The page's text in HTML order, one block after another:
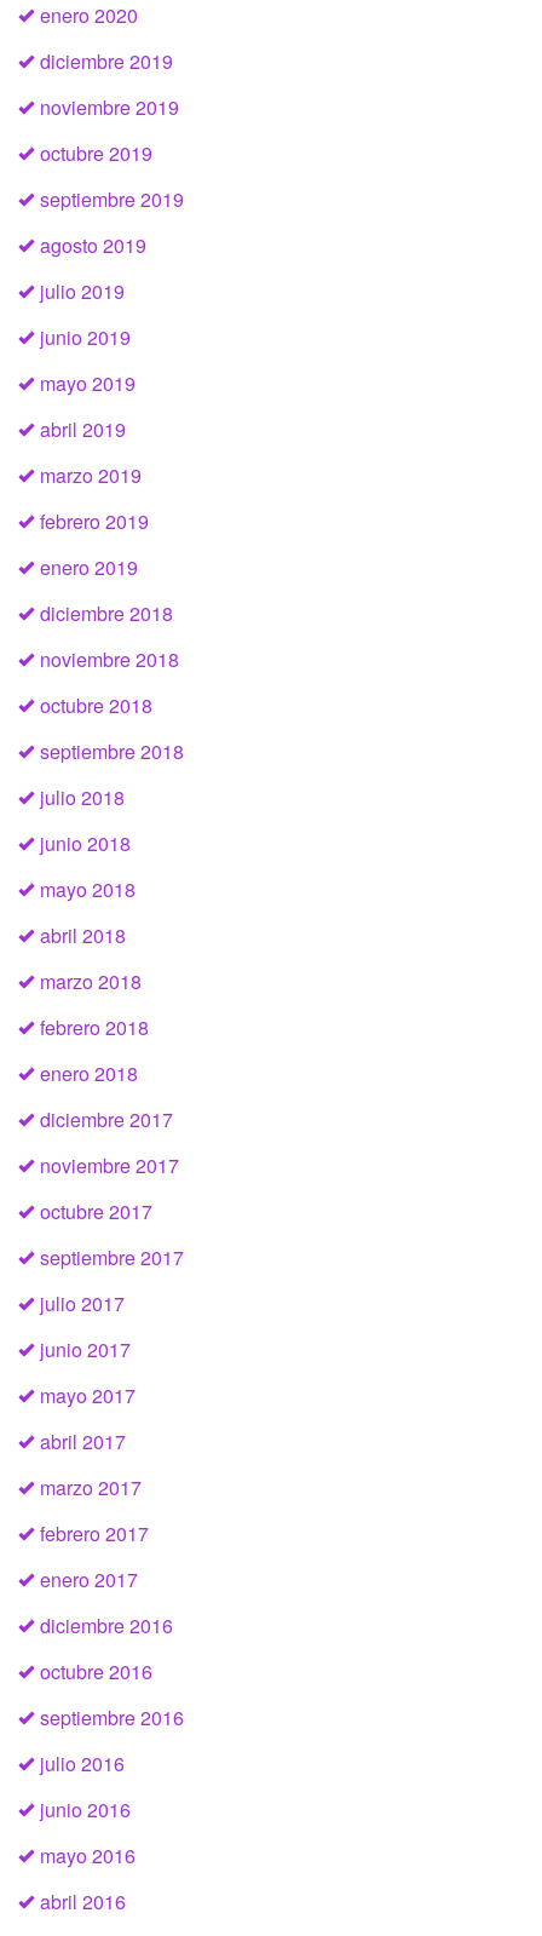
enero 2020
diciembre 2019
noviembre 2019
octubre 2019
septiembre 2019
agosto 2019
julio 2019
junio 2019
mayo 2019
abril 2019
marzo 2019
febrero 2019
enero 2019
diciembre 2018
noviembre 2018
octubre 2018
septiembre 2018
julio 2018
junio 2018
mayo 2018
abril 2018
marzo 2018
febrero 2018
enero 2018
diciembre 2017
noviembre 2017
octubre 2017
septiembre 2017
julio 2017
junio 2017
mayo 2017
abril 2017
marzo 2017
febrero 2017
enero 2017
diciembre 2016
octubre 2016
septiembre 2016
julio 2016
junio 2016
mayo 2016
abril 2016